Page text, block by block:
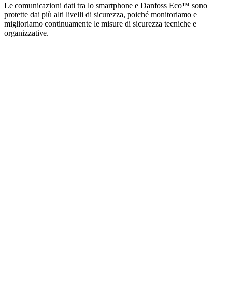
Le comunicazioni dati tra lo smartphone e Danfoss Eco™ sono
protette dai più alti livelli di sicurezza, poiché monitoriamo e
miglioriamo continuamente le misure di sicurezza tecniche e
organizzative.